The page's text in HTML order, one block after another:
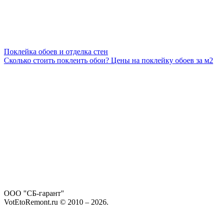
Поклейка обоев и отделка стен
Сколько стоить поклеить обои? Цены на поклейку обоев за м2
ООО "СБ-гарант"
VotEtoRemont.ru © 2010 – 2026.